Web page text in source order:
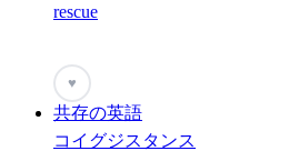
rescue
♥
共存の英語
コイグジスタンス